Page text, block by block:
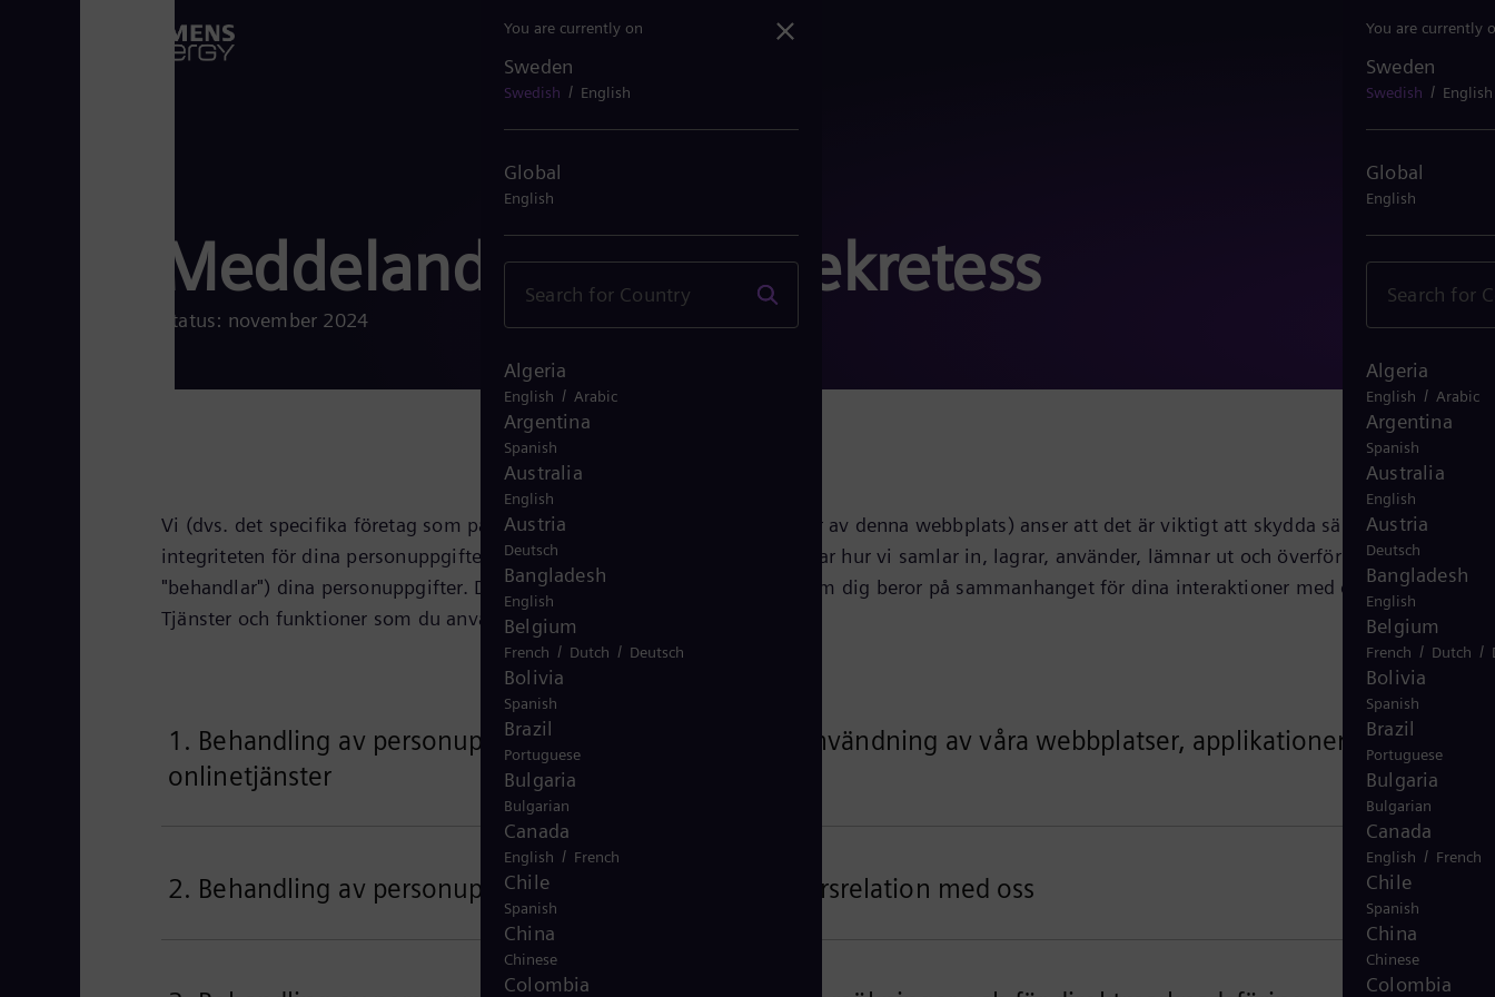
You are currently
Sweden
Swedish / English
Global
English
Algeria
English / Arabic
Argentina
Spanish
Australia
English
Austria
Deutsch
Bangladesh
English
Belgium
French / Dutch /
Bolivia
Spanish
Brazil
Portuguese
Bulgaria
Bulgarian
Canada
English / French
Chile
Spanish
China
Chinese
Colombia
Meddelande om datasekretess
Status: november 2024
Vi (dvs. det specifika företag som på denna sida identifieras som operatör av denna webbplats) anser att det är viktigt att skydda säkerheten och
integriteten för dina personuppgifter. Detta integritetsmeddelande förklarar hur vi samlar in, lagrar, använder, lämnar ut och överför (hädanefter
"behandlar") dina personuppgifter. De personuppgifter som vi samlar in om dig beror på sammanhanget för dina interaktioner med oss, produkterna.
Tjänster och funktioner som du använder, din plats och tillämplig lag.
1. Behandling av personuppgifter i samband med din användning av våra webbplatser, applikationer och
onlinetjänster
2. Behandling av personuppgifter relaterade till din affärsrelation med oss
You are currently on
Sweden
Swedish / English
Global
English
Algeria
English / Arabic
Argentina
Spanish
Australia
English
Austria
Deutsch
Bangladesh
English
Belgium
French / Dutch / Deutsch
Bolivia
Spanish
Brazil
Portuguese
Bulgaria
Bulgarian
Canada
English / French
Chile
Spanish
China
Chinese
Colombia